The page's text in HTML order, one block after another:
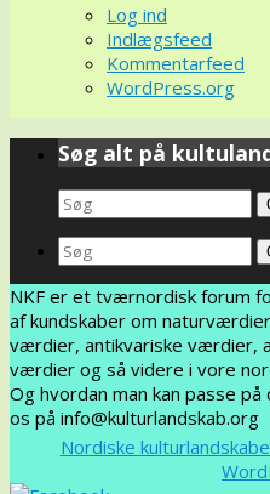
Log ind
Indlægsfeed
Kommentarfeed
WordPress.org
Søg alt på
Search
for:
Search
for:
NKF er et tværnordisk forum
af kundskaber om
værdier, antikvariske værdier,
værdier og så videre i vore
Og hvordan man kan passe
os på info@kulturlandskab.org
Nordiske